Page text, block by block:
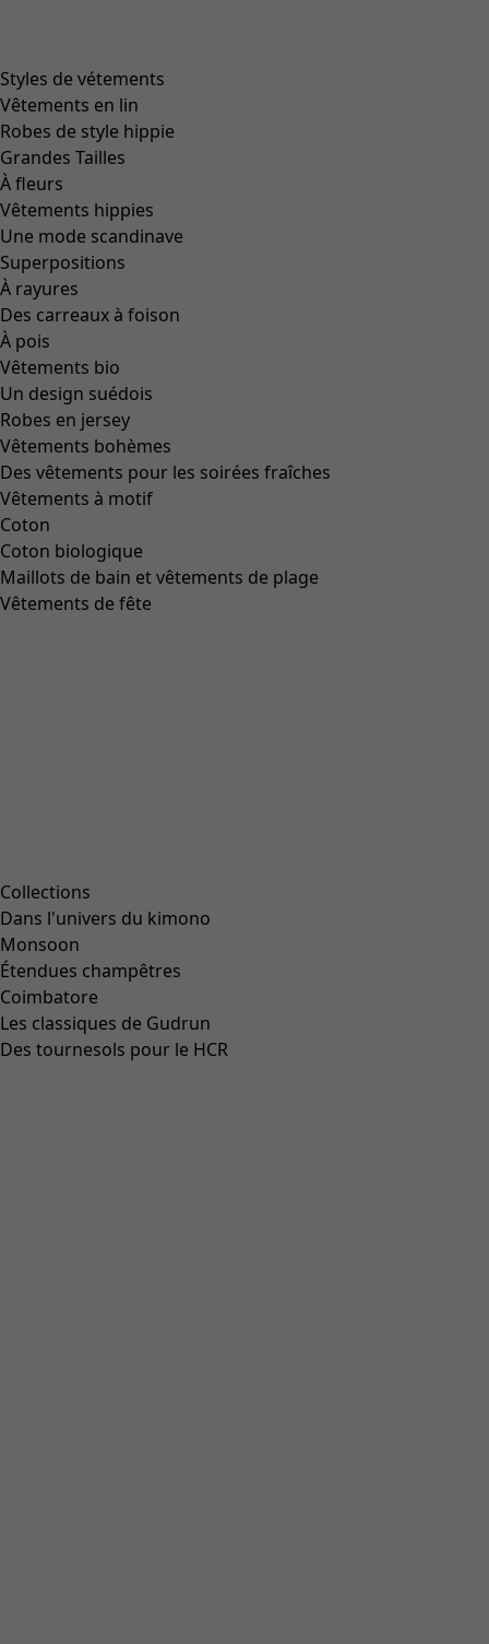
Styles de vétements
Vêtements en lin
Robes de style hippie
Grandes Tailles
À fleurs
Vêtements hippies
Une mode scandinave
Superpositions
À rayures
Des carreaux à foison
À pois
Vêtements bio
Un design suédois
Robes en jersey
Vêtements bohèmes
Des vêtements pour les soirées fraîches
Vêtements à motif
Coton
Coton biologique
Maillots de bain et vêtements de plage
Vêtements de fête
Collections
Dans l'univers du kimono
Monsoon
Étendues champêtres
Coimbatore
Les classiques de Gudrun
Des tournesols pour le HCR